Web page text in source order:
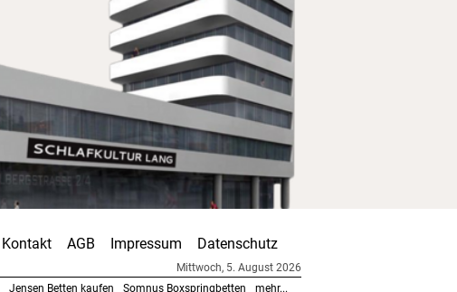
Kontakt AGB Impressum Datenschutz
Mittwoch, 5. August 2026
mehr...
Jensen Betten kaufen Somnus Boxspringbetten